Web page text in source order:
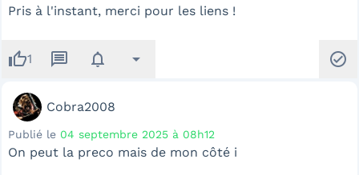
Pris à l'instant, merci pour les liens !
thumb_up1 message notifications arrow_drop_down check_circle
Cobra2008
Publié le 04 septembre 2025 à 08h12
On peut la preco mais de mon côté i